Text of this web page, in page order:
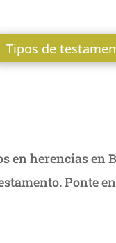
Tipos de
en herencias
Ponte